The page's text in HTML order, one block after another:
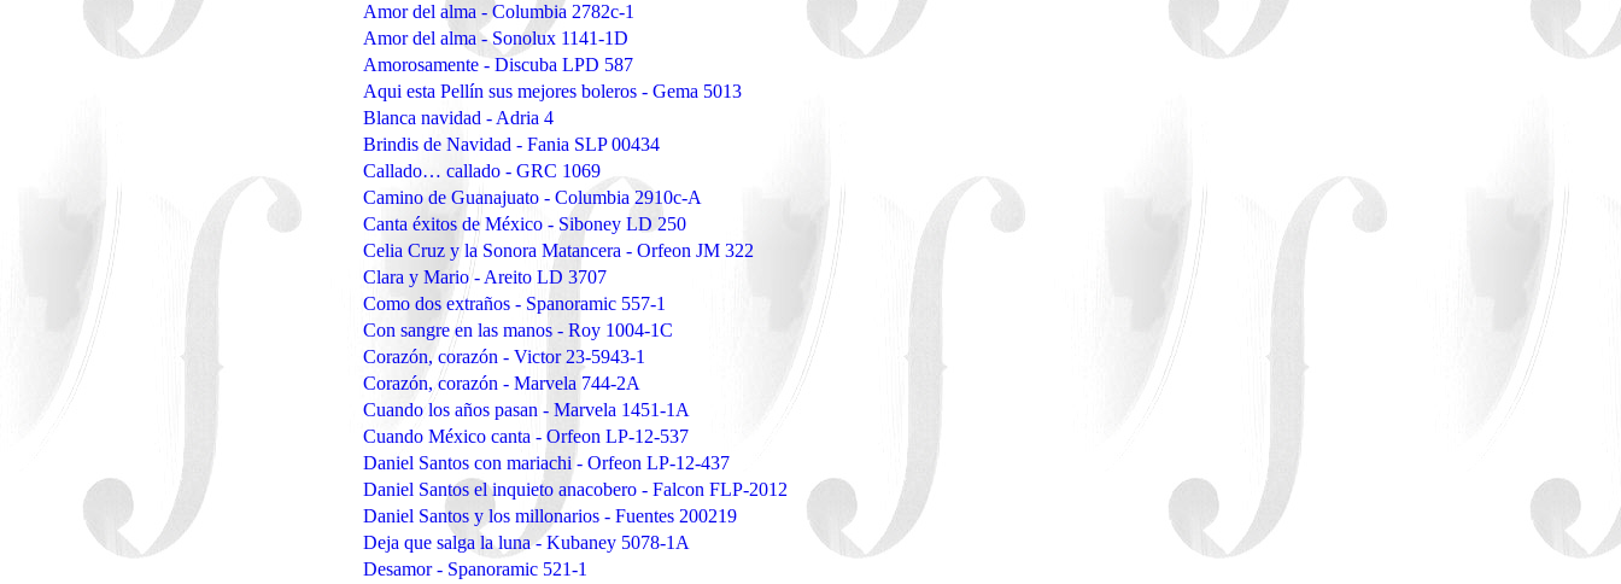
Amor del alma - Columbia 2782c-1
Amor del alma - Sonolux 1141-1D
Amorosamente - Discuba LPD 587
Aqui esta Pellín sus mejores boleros - Gema 5013
Blanca navidad - Adria 4
Brindis de Navidad - Fania SLP 00434
Callado… callado - GRC 1069
Camino de Guanajuato - Columbia 2910c-A
Canta éxitos de México - Siboney LD 250
Celia Cruz y la Sonora Matancera - Orfeon JM 322
Clara y Mario - Areito LD 3707
Como dos extraños - Spanoramic 557-1
Con sangre en las manos - Roy 1004-1C
Corazón, corazón - Victor 23-5943-1
Corazón, corazón - Marvela 744-2A
Cuando los años pasan - Marvela 1451-1A
Cuando México canta - Orfeon LP-12-537
Daniel Santos con mariachi - Orfeon LP-12-437
Daniel Santos el inquieto anacobero - Falcon FLP-2012
Daniel Santos y los millonarios - Fuentes 200219
Deja que salga la luna - Kubaney 5078-1A
Desamor - Spanoramic 521-1